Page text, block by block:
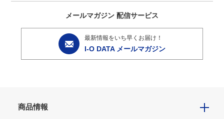
メールマガジン 配信サービス
最新情報をいち早くお届け！
I-O DATA メールマガジン
商品情報